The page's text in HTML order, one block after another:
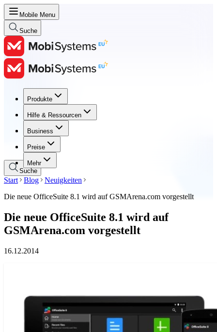
Mobile Menu
Suche
Produkte
Hilfe & Ressourcen
Business
Preise
Mehr
Produkte
Hilfe & Ressourcen
Business
Preise
Suche
Start Blog
Neuigkeiten
Die neue OfficeSuite 8.1 wird auf GSMArena.com vorgestellt
Die neue OfficeSuite 8.1 wird auf
GSMArena.com vorgestellt
16.12.2014